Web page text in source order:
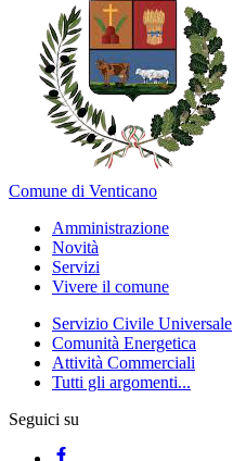
Comune di Venticano
Amministrazione
Novità
Servizi
Vivere il comune
Servizio Civile Universale
Comunità Energetica
Attività Commerciali
Tutti gli argomenti...
Seguici su